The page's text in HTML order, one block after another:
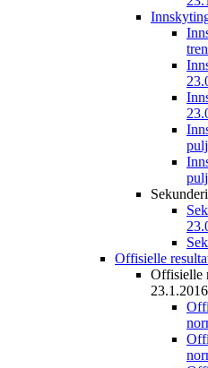
Offisielle
Offisielle
23.1.2016